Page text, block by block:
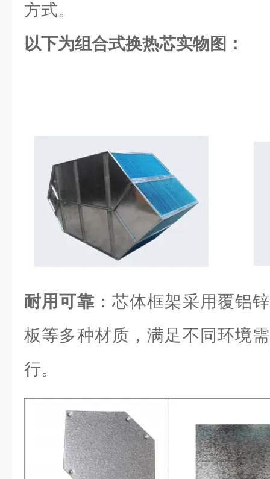
方式。
以下为组合式换热芯实物图：
耐用可靠 ：芯体框架采用覆铝
板等多种材质，满足不同环境
行。